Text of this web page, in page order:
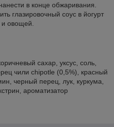
в конце обжаривания.
глазировочный соус в йогурт
овощей.
сахар, уксус, соль,
чили chipotle (0,5%), красный
черный перец, лук, куркума,
ароматизатор